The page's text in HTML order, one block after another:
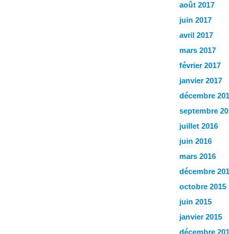
août 2017
juin 2017
avril 2017
mars 2017
février 2017
janvier 2017
décembre
septembre
juillet 2016
juin 2016
mars 2016
décembre
octobre 2015
juin 2015
janvier 2015
décembre